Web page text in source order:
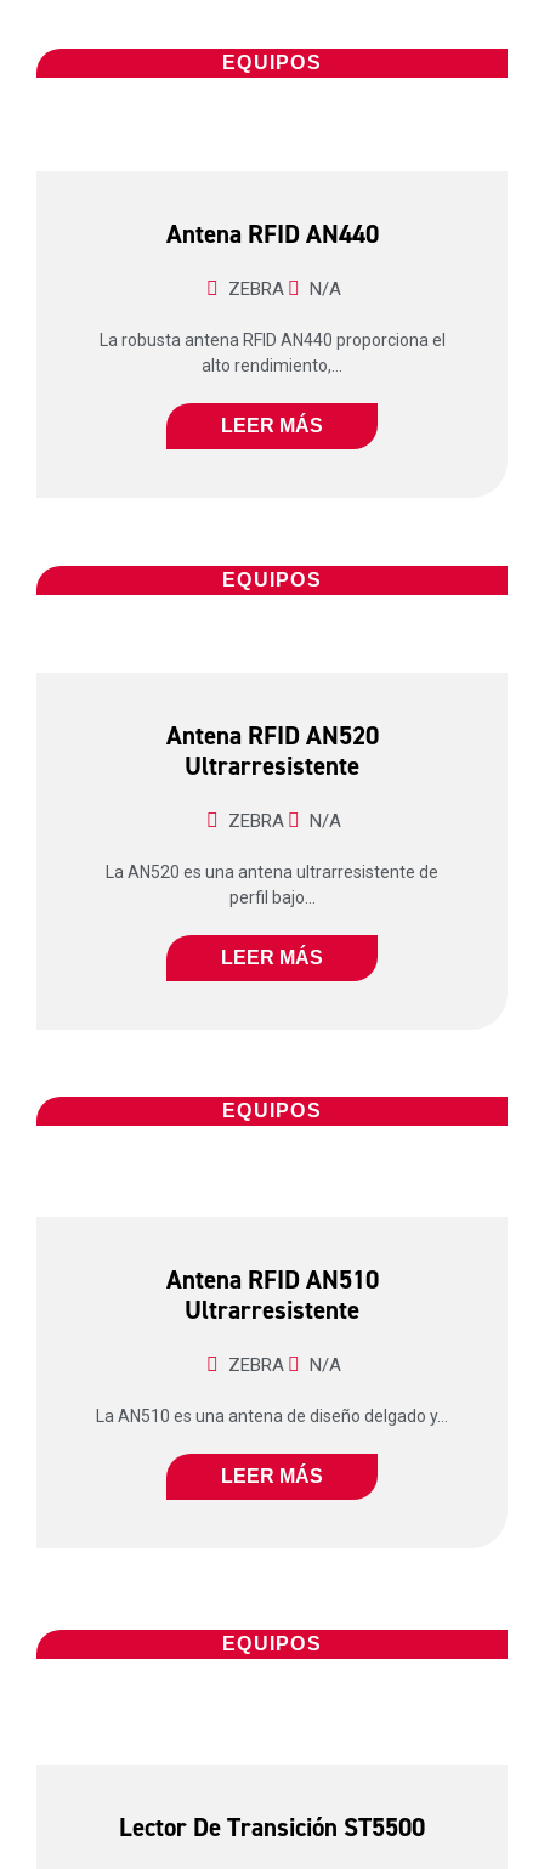
EQUIPOS
Antena RFID AN440
ZEBRA N/A
La robusta antena RFID AN440 proporciona el
alto rendimiento,...
LEER MÁS
EQUIPOS
Antena RFID AN520
Ultrarresistente
ZEBRA N/A
La AN520 es una antena ultrarresistente de
perfil bajo...
LEER MÁS
EQUIPOS
Antena RFID AN510
Ultrarresistente
ZEBRA N/A
La AN510 es una antena de diseño delgado y...
LEER MÁS
EQUIPOS
Lector De Transición ST5500